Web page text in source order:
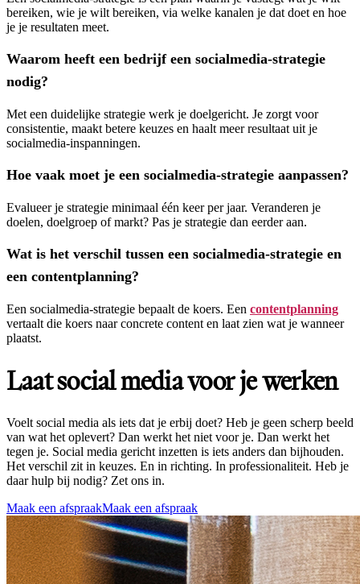
bereiken, wie je wilt bereiken, via welke kanalen je dat doet en hoe
je je resultaten meet.
Waarom heeft een bedrijf een socialmedia-strategie
nodig?
Met een duidelijke strategie werk je doelgericht. Je zorgt voor
consistentie, maakt betere keuzes en haalt meer resultaat uit je
socialmedia-inspanningen.
Hoe vaak moet je een socialmedia-strategie aanpassen?
Evalueer je strategie minimaal één keer per jaar. Veranderen je
doelen, doelgroep of markt? Pas je strategie dan eerder aan.
Wat is het verschil tussen een socialmedia-strategie en
een contentplanning?
Een socialmedia-strategie bepaalt de koers. Een contentplanning
vertaalt die koers naar concrete content en laat zien wat je wanneer
plaatst.
Laat social media voor je werken
Voelt social media als iets dat je erbij doet? Heb je geen scherp beeld
van wat het oplevert? Dan werkt het niet voor je. Dan werkt het
tegen je. Social media gericht inzetten is iets anders dan bijhouden.
Het verschil zit in keuzes. En in richting. In professionaliteit. Heb je
daar hulp bij nodig? Zet ons in.
Maak een afspraakMaak een afspraak